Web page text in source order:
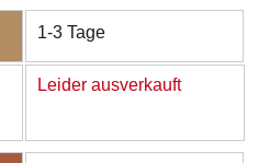
1-3 Tage
Leider ausverkauft